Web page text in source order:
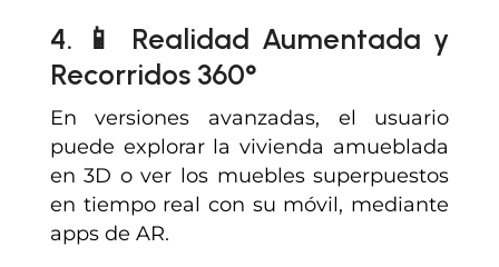
4. 📱 Realidad Aumentada y
Recorridos 360°
En versiones avanzadas, el usuario
puede explorar la vivienda amueblada
en 3D o ver los muebles superpuestos
en tiempo real con su móvil, mediante
apps de AR.